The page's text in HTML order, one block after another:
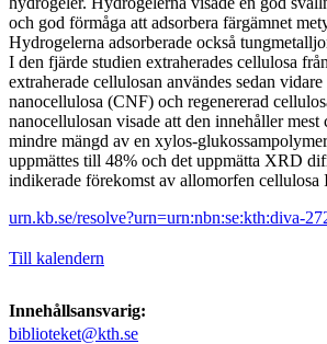
och god förmåga att adsorbera färgämnet
Hydrogelerna adsorberade också
I den fjärde studien extraherades cellulosa
extraherade cellulosan användes sedan
nanocellulosa (CNF) och regenererad
nanocellulosan visade att den innehåller mest
mindre mängd av en xylos-
uppmättes till 48% och det uppmätta XRD
indikerade förekomst av allomorfen cellulosa
urn.kb.se/resolve?urn=urn:nbn:se:kth:diva-
Till kalendern
Innehållsansvarig:
biblioteket@kth.se